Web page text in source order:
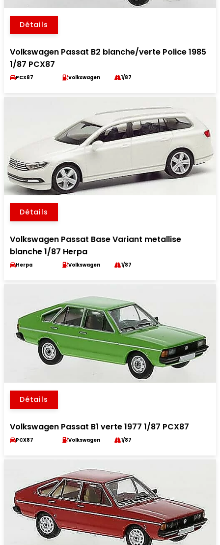
Détails
Volkswagen Passat B2 blanche/verte Police 1985
1/87 PCX87
PCX87 Volkswagen 1/87
Détails
Volkswagen Passat Base Variant metallise
blanche 1/87 Herpa
Herpa Volkswagen 1/87
Détails
Volkswagen Passat B1 verte 1977 1/87 PCX87
PCX87 Volkswagen 1/87